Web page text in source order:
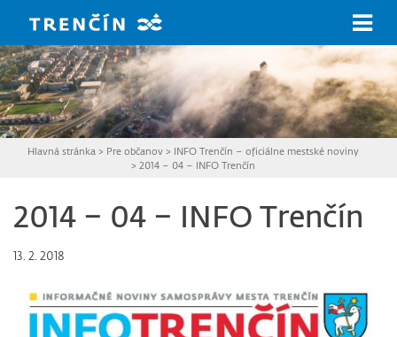
Hlavná stránka > Pre občanov > INFO Trenčín – oficiálne mestské noviny
> 2014 – 04 – INFO Trenčín
2014 – 04 – INFO Trenčín
13. 2. 2018